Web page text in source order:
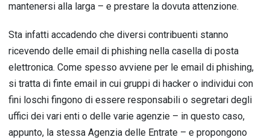
mantenersi alla larga – e prestare la dovuta attenzione.
Sta infatti accadendo che diversi contribuenti stanno
ricevendo delle email di phishing nella casella di posta
elettronica. Come spesso avviene per le email di phishing,
si tratta di finte email in cui gruppi di hacker o individui con
fini loschi fingono di essere responsabili o segretari degli
uffici dei vari enti o delle varie agenzie – in questo caso,
appunto, la stessa Agenzia delle Entrate – e propongono